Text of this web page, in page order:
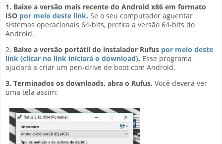
1. Baixe a versão mais recente do Android x86 em formato
ISO por meio deste link. Se o seu computador aguentar
sistemas operacionais 64-bits, prefira a versão 64-bits do
Android.
2. Baixe a versão portátil do instalador Rufus por meio deste
link (clicar no link iniciará o download). Esse programa
ajudará a criar um pen-drive de boot com Android.
3. Terminados os downloads, abra o Rufus. Você deverá ver
uma tela assim: